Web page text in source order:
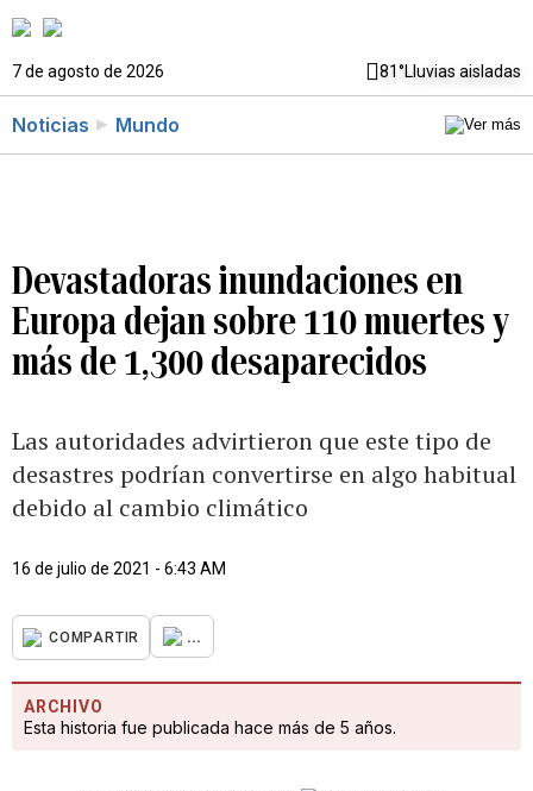
7 de agosto de 2026 81°Lluvias aisladas
Noticias Mundo
Devastadoras inundaciones en
Europa dejan sobre 110 muertes y
más de 1,300 desaparecidos
Las autoridades advirtieron que este tipo de
desastres podrían convertirse en algo habitual
debido al cambio climático
16 de julio de 2021 - 6:43 AM
COMPARTIR ...
ARCHIVO
Esta historia fue publicada hace más de 5 años.